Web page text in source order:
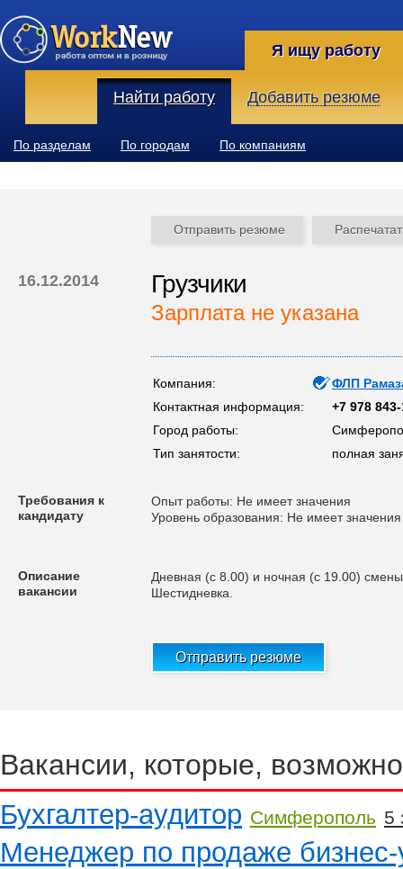
Я ищу работу
Найти работу Добавить резюме
По разделам По городам По компаниям
Отправить резюме
16.12.2014 Грузчики
Зарплата не указана
Компания:
ФЛП
Контактная информация:
+7 978
Город работы:
Тип занятости:
полная
Требования к
кандидату
Опыт работы: Не имеет значения
Уровень образования: Не имеет значения
Описание
вакансии
Дневная (с 8.00) и ночная (с 19.00)
Шестидневка.
Отправить резюме
Вакансии, которые,
Бухгалтер-аудитор Симферополь 5
Менеджер по продаже бизнес-